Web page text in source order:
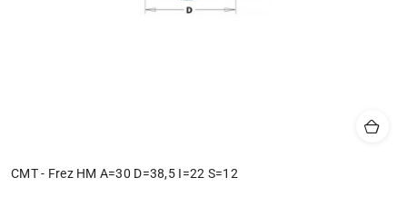
CMT - Frez HM A=30 D=38,5 I=22 S=12